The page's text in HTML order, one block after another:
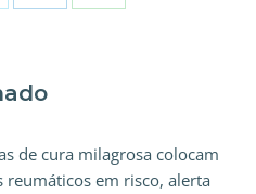
de cura milagrosa colocam
reumáticos em risco, alerta